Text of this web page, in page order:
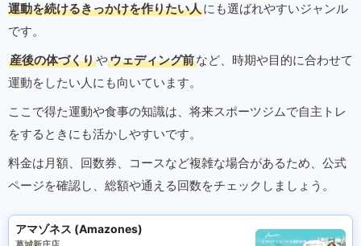
運動を続けるきっかけを作りたい人にも選ばれやすいジャンル
です。
産後の体づくりやウェディング前など、時期や目的に合わせて
運動をしたい人にも向いています。
ここで得た運動や食事の知識は、将来スポーツジムで自主トレ
をするときにも活かしやすいです。
料金は月額、回数券、コースなど複雑な場合があるため、公式
ページを確認し、総額や通える回数をチェックしましょう。
アマゾネス (Amazones)